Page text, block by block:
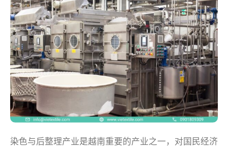
染色与后整理产业是越南重要的产业之一，对国民经济